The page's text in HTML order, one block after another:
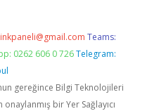
Teams:
0262 606 0 726 Telegram:
gereğince Bilgi Teknolojileri
bir Yer Sağlayıcı